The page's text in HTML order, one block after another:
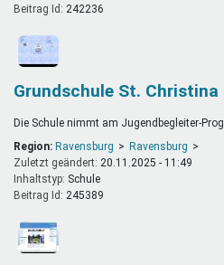
Beitrag Id: 242236
Grundschule St. Christina
Die Schule nimmt am Jugendbegleiter-
Region: Ravensburg
Ravensburg
Zuletzt geändert: 20.11.2025 - 11:49
Inhaltstyp:
schule
Beitrag Id: 245389